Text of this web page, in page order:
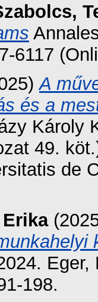
,
6117
A
és a
Károly
49.
de
198.